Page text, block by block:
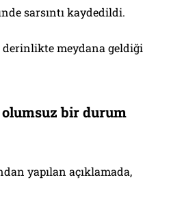
sarsıntı kaydedildi.
derinlikte meydana geldiği
bir durum
yapılan açıklamada,